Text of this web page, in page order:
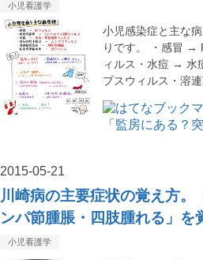
小児看護学
小児感染症と主な
りです。 ・感冒 →
ィルス・水痘 → 水
プスウィルス・溶
2015-05-21
川崎病の主要症状の覚え方。
ンパ節腫脹・四肢腫れる」を
小児看護学